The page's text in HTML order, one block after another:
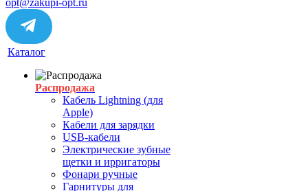
opt@zakupi-opt.ru
Каталог
Распродажа
Кабель Lightning (для
Apple)
Кабели для зарядки
USB-кабели
Электрические зубные
щетки и ирригаторы
Фонари ручные
Гарнитуры для